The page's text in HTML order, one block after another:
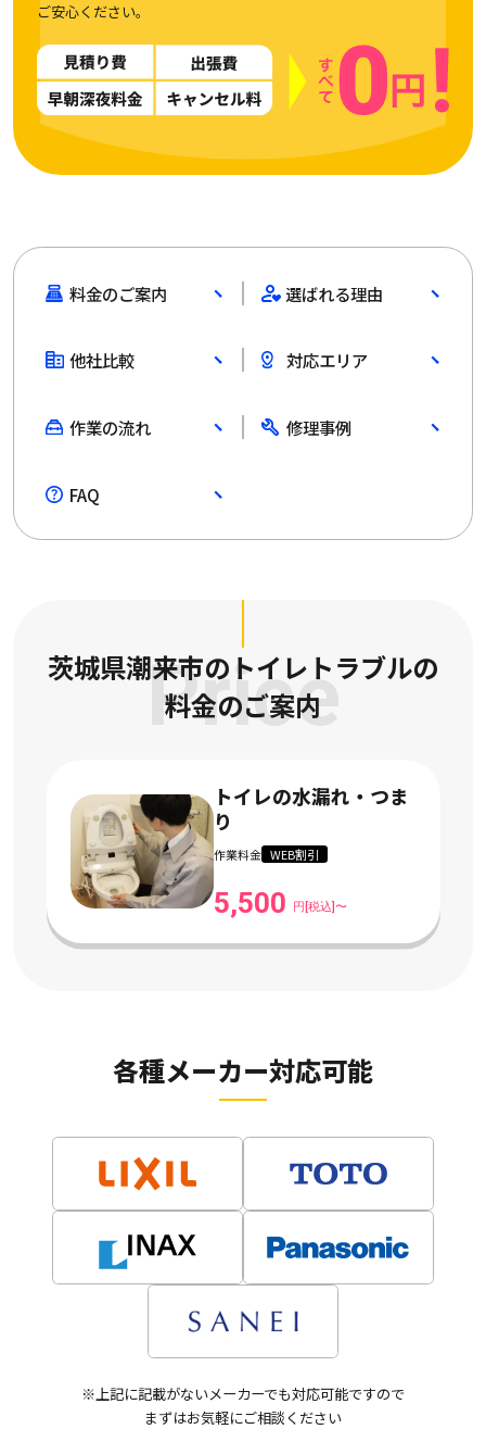
ご安心ください。
料金のご案内 選ばれる理由
他社比較 対応エリア
作業の流れ 修理事例
FAQ
Price
茨城県潮来市のトイレトラブルの
料金のご案内
トイレの水漏れ・つま
り
作業料金 WEB割引
5,500 円[税込]〜
各種メーカー対応可能
※上記に記載がないメーカーでも対応可能ですので
まずはお気軽にご相談ください